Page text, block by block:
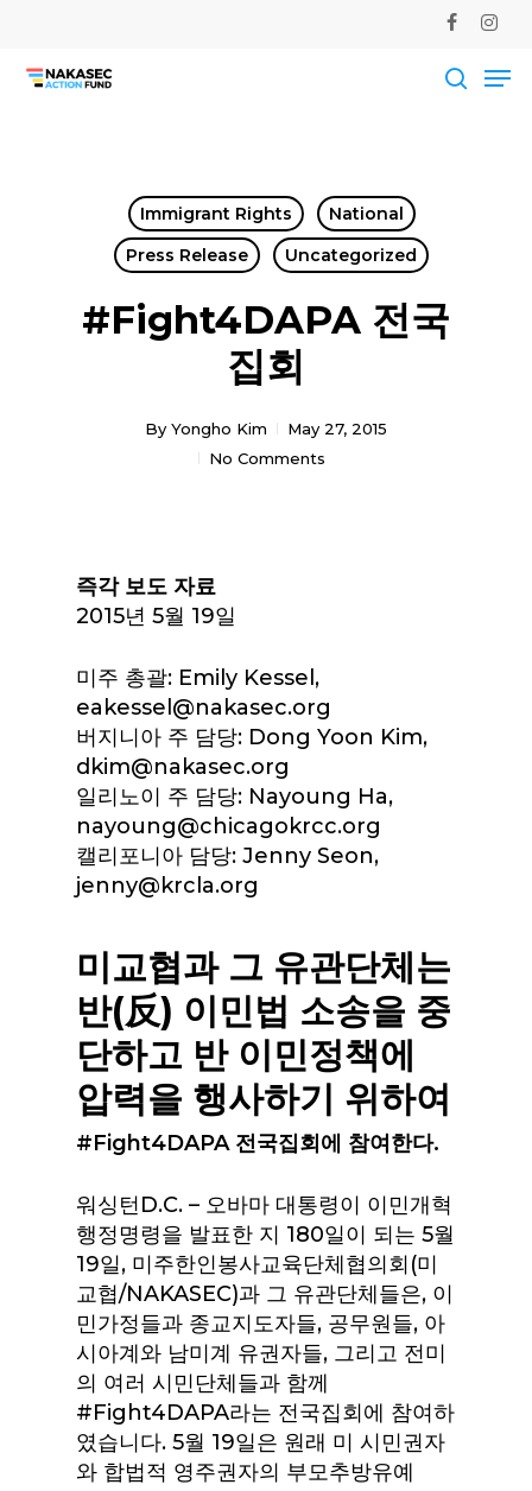
main
facebook
Immigrant Rights
National
Press Release
Uncategorized
#Fight4DAPA 전국
집회
By Yongho Kim
May 27, 2015
No Comments
즉각 보도 자료
2015년 5월 19일
미주 총괄: Emily Kessel,
eakessel@nakasec.org
버지니아 주 담당: Dong Yoon Kim,
dkim@nakasec.org
일리노이 주 담당: Nayoung Ha,
nayoung@chicagokrcc.org
캘리포니아 담당: Jenny Seon,
jenny@krcla.org
미교협과 그 유관단체는
반(反) 이민법 소송을 중
단하고 반 이민정책에
압력을 행사하기 위하여
#Fight4DAPA 전국집회에 참여한다.
워싱턴D.C. – 오바마 대통령이 이민개혁
행정명령을 발표한 지 180일이 되는 5월
19일, 미주한인봉사교육단체협의회(미
교협/NAKASEC)과 그 유관단체들은, 이
민가정들과 종교지도자들, 공무원들, 아
시아계와 남미계 유권자들, 그리고 전미
의 여러 시민단체들과 함께
#Fight4DAPA라는 전국집회에 참여하
였습니다. 5월 19일은 원래 미 시민권자
와 합법적 영주권자의 부모추방유예
Close